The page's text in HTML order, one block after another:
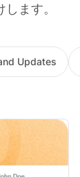
ます。
Updates